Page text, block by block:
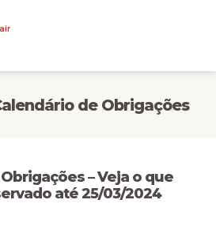
de Obrigações
– Veja o que
até 25/03/2024